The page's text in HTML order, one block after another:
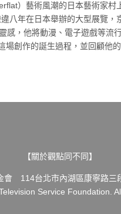
）藝術風潮的日本藝術家村
八年在日本舉辦的大型展覽，
感，他將動漫、電子遊戲等流
創作的誕生過程，並回顧他的
【關於觀點同不同】
會 114台北市內湖區康寧路
Service Foundation.